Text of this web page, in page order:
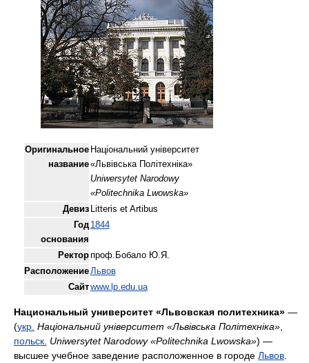
Оригинальное
название
Національний університет
«Львівська Політехніка»
Uniwersytet Narodowy
«Politechnika Lwowska»
Девиз Litteris et Artibus
Год
основания
1844
Ректорпроф.Бобало Ю.Я.
РасположениеЛьвов
Сайтwww.lp.edu.ua
Национальный университет «Львовская политехника» —
(укр. Національний університет «Львівська Політехніка»
польск. Uniwersytet Narodowy «Politechnika Lwowska») —
высшее учебное заведение расположенное в городе Львов